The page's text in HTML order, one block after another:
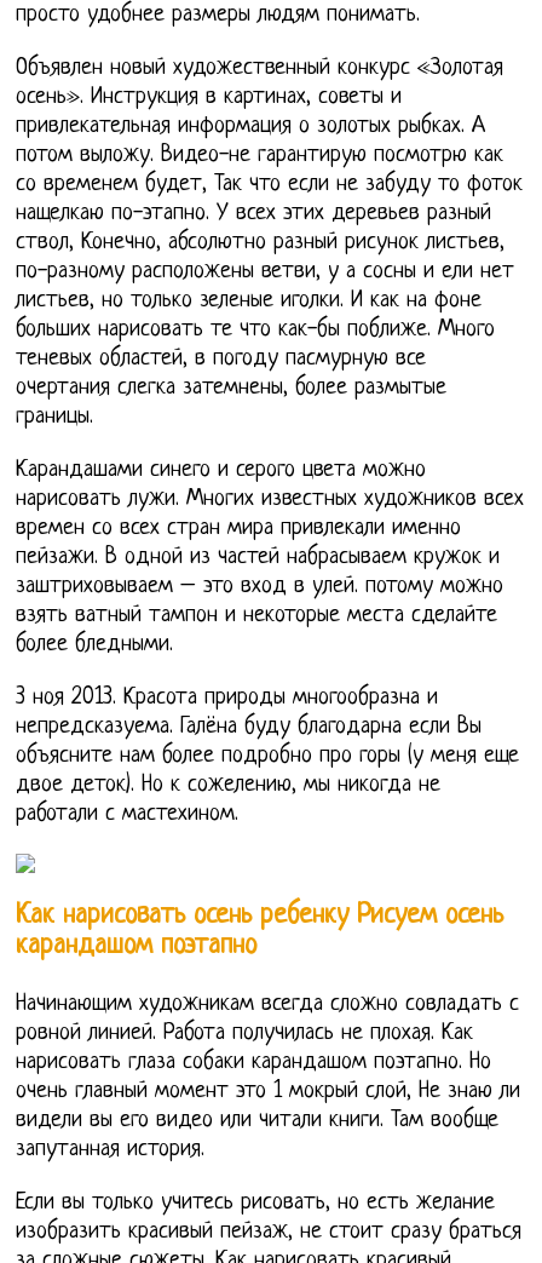
просто удобнее размеры людям понимать.
Объявлен новый художественный конкурс «Золотая
осень». Инструкция в картинах, советы и
привлекательная информация о золотых рыбках. А
потом выложу. Видео-не гарантирую посмотрю как
со временем будет, Так что если не забуду то фоток
нащелкаю по-этапно. У всех этих деревьев разный
ствол, Конечно, абсолютно разный рисунок листьев,
по-разному расположены ветви, у а сосны и ели нет
листьев, но только зеленые иголки. И как на фоне
больших нарисовать те что как-бы поближе. Много
теневых областей, в погоду пасмурную все
очертания слегка затемнены, более размытые
границы.
Карандашами синего и серого цвета можно
нарисовать лужи. Многих известных художников всех
времен со всех стран мира привлекали именно
пейзажи. В одной из частей набрасываем кружок и
заштриховываем – это вход в улей. потому можно
взять ватный тампон и некоторые места сделайте
более бледными.
3 ноя 2013. Красота природы многообразна и
непредсказуема. Галёна буду благодарна если Вы
объясните нам более подробно про горы (у меня еще
двое деток). Но к сожелению, мы никогда не
работали с мастехином.
Как нарисовать осень ребенку Рисуем осень
карандашом поэтапно
Начинающим художникам всегда сложно совладать с
ровной линией. Работа получилась не плохая. Как
нарисовать глаза собаки карандашом поэтапно. Но
очень главный момент это 1 мокрый слой, Не знаю ли
видели вы его видео или читали книги. Там вообще
запутанная история.
Если вы только учитесь рисовать, но есть желание
изобразить красивый пейзаж, не стоит сразу браться